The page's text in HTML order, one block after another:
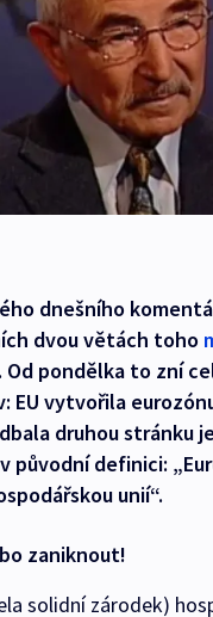
dnešního
dvou větách toho
Od pondělka to zní
EU vytvořila
druhou stránku
původní definici:
unií“.
zaniknout!
solidní zárodek)